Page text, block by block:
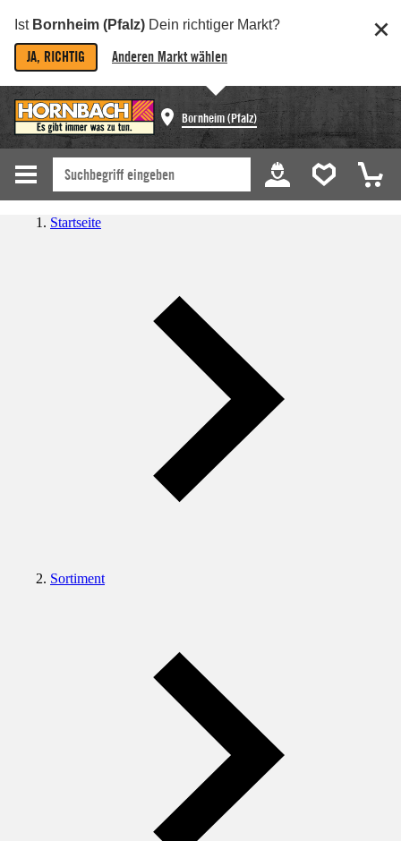
Ist Bornheim (Pfalz) Dein richtiger Markt?
JA, RICHTIG Anderen Markt wählen
Bornheim (Pfalz)
Startseite
Sortiment